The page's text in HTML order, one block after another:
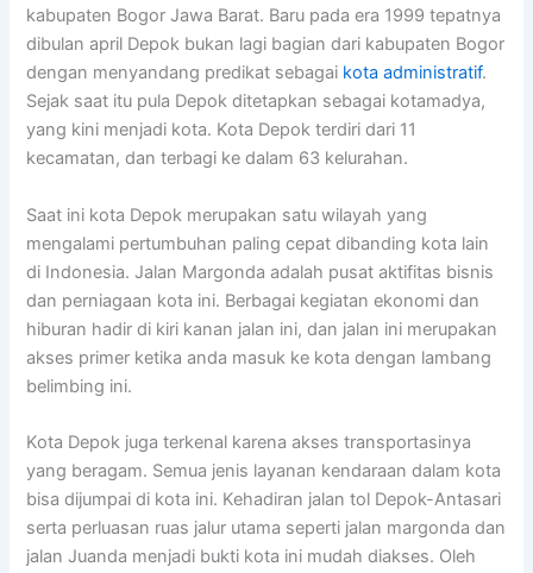
kabupaten Bogor Jawa Barat. Baru pada era 1999 tepatnya
dibulan april Depok bukan lagi bagian dari kabupaten Bogor
dengan menyandang predikat sebagai kota administratif.
Sejak saat itu pula Depok ditetapkan sebagai kotamadya,
yang kini menjadi kota. Kota Depok terdiri dari 11
kecamatan, dan terbagi ke dalam 63 kelurahan.
Saat ini kota Depok merupakan satu wilayah yang
mengalami pertumbuhan paling cepat dibanding kota lain
di Indonesia. Jalan Margonda adalah pusat aktifitas bisnis
dan perniagaan kota ini. Berbagai kegiatan ekonomi dan
hiburan hadir di kiri kanan jalan ini, dan jalan ini merupakan
akses primer ketika anda masuk ke kota dengan lambang
belimbing ini.
Kota Depok juga terkenal karena akses transportasinya
yang beragam. Semua jenis layanan kendaraan dalam kota
bisa dijumpai di kota ini. Kehadiran jalan tol Depok-Antasari
serta perluasan ruas jalur utama seperti jalan margonda dan
jalan Juanda menjadi bukti kota ini mudah diakses. Oleh